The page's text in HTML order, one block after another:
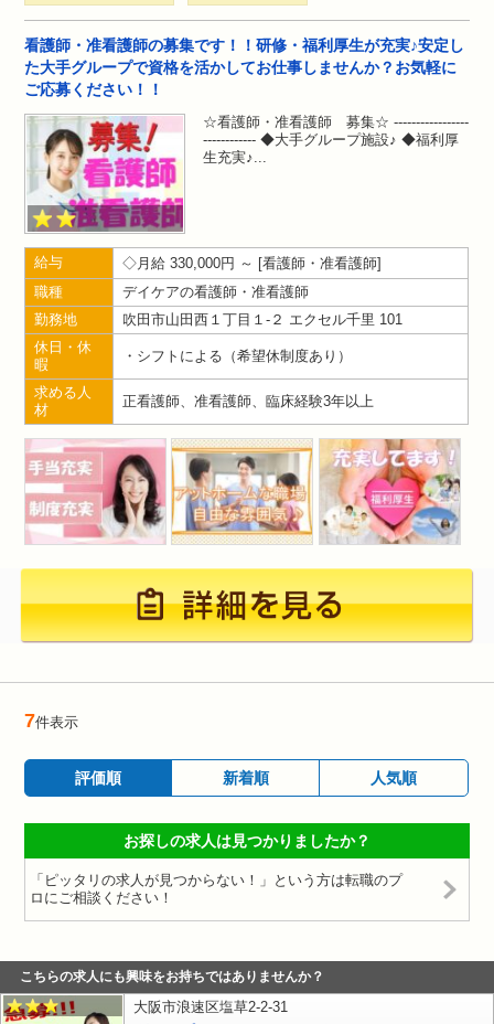
看護師・准看護師の募集です！！研修・福利厚生が充実♪安定し
た大手グループで資格を活かしてお仕事しませんか？お気軽に
ご応募ください！！
☆看護師・准看護師 募集☆ -----------------
------------ ◆大手グループ施設♪ ◆福利厚
生充実♪
給与 月給 330,000円 ～
看護師・准看護師
職種
デイケアの看護師・准看護師
勤務地
吹田市山田西１丁目１-２ エクセル千里 101
休日・休
暇
・シフトによる（希望休制度あり）
求める人
材
正看護師、准看護師、臨床経験3年以上
7件表示
評価順 新着順 人気順
お探しの求人は見つかりましたか？
「ピッタリの求人が見つからない！」という方は転職のプ
ロにご相談ください！
こちらの求人にも興味をお持ちではありませんか？
大阪市浪速区塩草2-2-31